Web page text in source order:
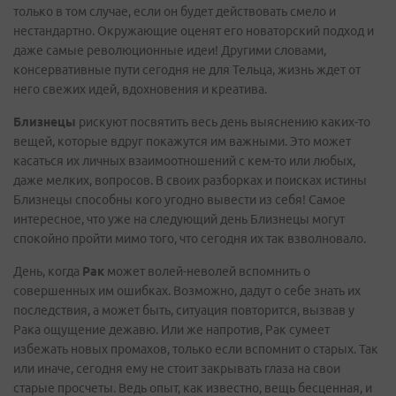
только в том случае, если он будет действовать смело и
нестандартно. Окружающие оценят его новаторский подход и
даже самые революционные идеи! Другими словами,
консервативные пути сегодня не для Тельца, жизнь ждет от
него свежих идей, вдохновения и креатива.
Близнецы рискуют посвятить весь день выяснению каких-то
вещей, которые вдруг покажутся им важными. Это может
касаться их личных взаимоотношений с кем-то или любых,
даже мелких, вопросов. В своих разборках и поисках истины
Близнецы способны кого угодно вывести из себя! Самое
интересное, что уже на следующий день Близнецы могут
спокойно пройти мимо того, что сегодня их так взволновало.
День, когда Рак может волей-неволей вспомнить о
совершенных им ошибках. Возможно, дадут о себе знать их
последствия, а может быть, ситуация повторится, вызвав у
Рака ощущение дежавю. Или же напротив, Рак сумеет
избежать новых промахов, только если вспомнит о старых. Так
или иначе, сегодня ему не стоит закрывать глаза на свои
старые просчеты. Ведь опыт, как известно, вещь бесценная, и